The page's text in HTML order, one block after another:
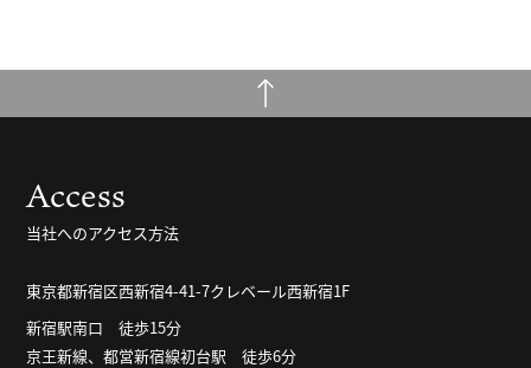
Access
当社へのアクセス方法
東京都新宿区西新宿4-41-7クレベール西新宿1F
新宿駅南口 徒歩15分
京王新線、都営新宿線初台駅 徒歩6分